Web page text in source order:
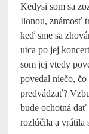
Kedysi som sa
Ilonou, známosť
keď sme sa
utca po jej
som jej vtedy
povedal niečo,
predvádzať?
bude ochotná
rozlúčila a vrátila